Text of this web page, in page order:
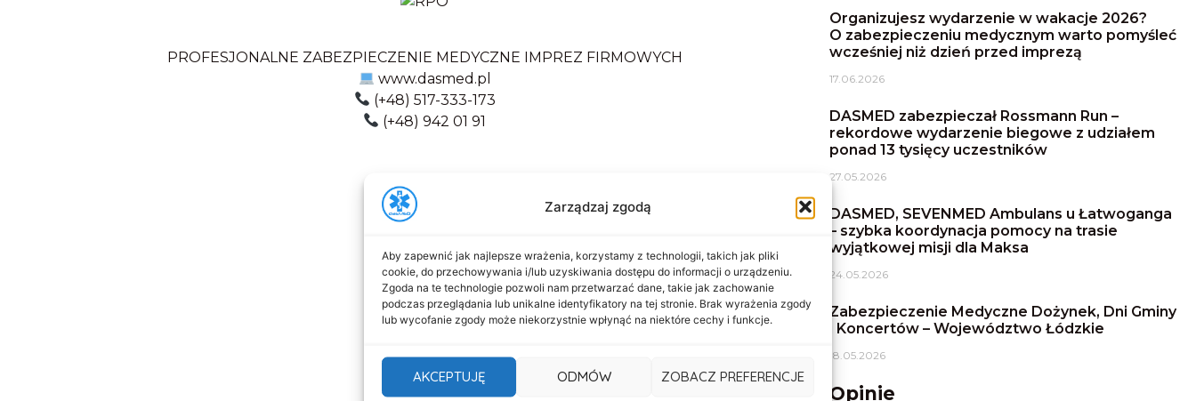
Zarządzaj zgodą
Aby zapewnić jak najlepsze wrażenia, korzystamy z technologii, takich jak pliki
cookie, do przechowywania i/lub uzyskiwania dostępu do informacji o urządzeniu.
Zgoda na te technologie pozwoli nam przetwarzać dane, takie jak zachowanie
podczas przeglądania lub unikalne identyfikatory na tej stronie. Brak wyrażenia zgody
lub wycofanie zgody może niekorzystnie wpłynąć na niektóre cechy i funkcje.
AKCEPTUJĘ ODMÓW ZOBACZ PREFERENCJE
PROFESJONALNE ZABEZPIECZENIE MEDYCZNE IMPREZ FIRMOWYCH
www.dasmed.pl
(+48) 517-333-173
(+48) 942 01 91
Organizujesz wydarzenie w wakacje 2026?
O zabezpieczeniu medycznym warto pomyśleć
wcześniej niż dzień przed imprezą
17.06.2026
DASMED zabezpieczał Rossmann Run –
rekordowe wydarzenie biegowe z udziałem
ponad 13 tysięcy uczestników
27.05.2026
DASMED, SEVENMED Ambulans u Łatwoganga
– szybka koordynacja pomocy na trasie
wyjątkowej misji dla Maksa
24.05.2026
Zabezpieczenie Medyczne Dożynek, Dni Gminy
i Koncertów – Województwo Łódzkie
18.05.2026
Opinie